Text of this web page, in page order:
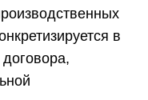
в
договора,